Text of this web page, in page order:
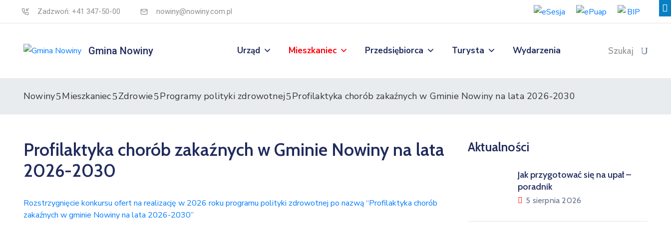
Zadzwoń: +41 347-50-00 nowiny@nowiny.com.pl
Gmina Nowiny Urząd Mieszkaniec Przedsiębiorca Turysta Wydarzenia Szukaj
Nowiny Mieszkaniec Zdrowie Programy polityki zdrowotnej Profilaktyka chorób zakaźnych w Gminie Nowiny na lata 2026-2030
Profilaktyka chorób zakaźnych w Gminie Nowiny na lata
2026-2030
Rozstrzygnięcie konkursu ofert na realizację w 2026 roku programu polityki zdrowotnej po nazwą “Profilaktyka chorób
zakaźnych w gminie Nowiny na lata 2026-2030”
Aktualności
Jak przygotować się na upał –
poradnik
5 sierpnia 2026